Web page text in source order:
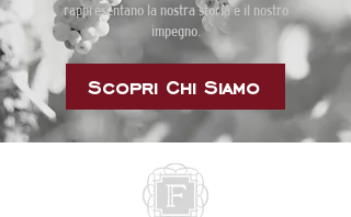
rappresentano la nostra storia e il nostro
impegno.
Scopri Chi Siamo